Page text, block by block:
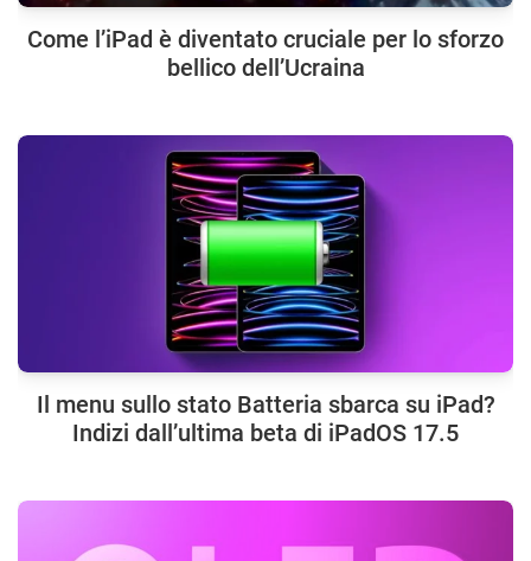
Come l’iPad è diventato cruciale per lo sforzo
bellico dell’Ucraina
Il menu sullo stato Batteria sbarca su iPad?
Indizi dall’ultima beta di iPadOS 17.5